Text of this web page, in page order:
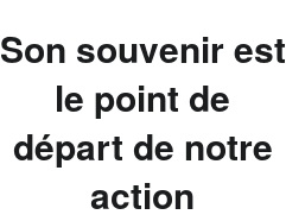
Son souvenir est
le point de
départ de notre
action